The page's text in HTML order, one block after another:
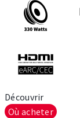
Découvrir
Où acheter